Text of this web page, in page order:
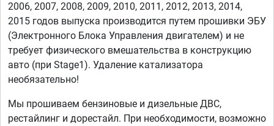
2006, 2007, 2008, 2009, 2010, 2011, 2012, 2013, 2014,
2015 годов выпуска производится путем прошивки ЭБУ
(Электронного Блока Управления двигателем) и не
требует физического вмешательства в конструкцию
авто (при Stage1). Удаление катализатора
необязательно!
Мы прошиваем бензиновые и дизельные ДВС,
рестайлинг и дорестайл. При необходимости, возможно